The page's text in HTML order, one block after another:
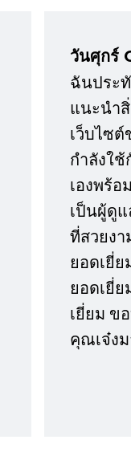
วันศุกร์
ฉันประ
แนะนำ
เว็บไซ
กำลังใ
เองพร้
เป็นผู้ดูแ
ที่สวยง
ยอดเยี่ย
ยอดเยี่
เยี่ยม ข
คุณเจ๋ง